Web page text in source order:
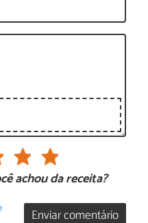
achou da receita?
Enviar comentário